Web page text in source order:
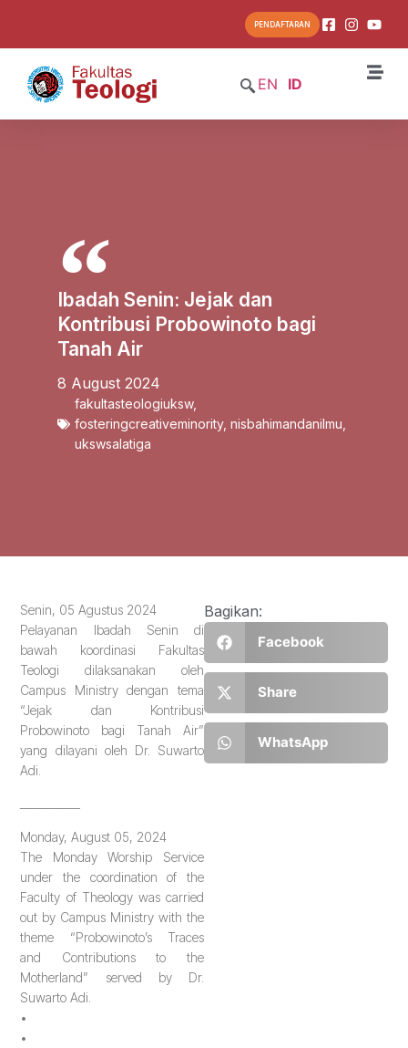
PENDAFTARAN
EN ID
Ibadah Senin: Jejak dan
Kontribusi Probowinoto bagi
Tanah Air
8 August 2024
fakultasteologiuksw,
fosteringcreativeminority, nisbahimandanilmu
ukswsalatiga
Senin, 05 Agustus 2024
Pelayanan Ibadah Senin di
bawah koordinasi Fakultas
Teologi dilaksanakan oleh
Campus Ministry dengan tema
“Jejak dan Kontribusi
Probowinoto bagi Tanah Air”
yang dilayani oleh Dr. Suwarto
Adi.
Monday, August 05, 2024
The Monday Worship Service
under the coordination of the
Faculty of Theology was carried
out by Campus Ministry with the
theme “Probowinoto’s Traces
and Contributions to the
Motherland” served by Dr.
Suwarto Adi.
•
•
Bagikan:
Facebook
Share
WhatsApp